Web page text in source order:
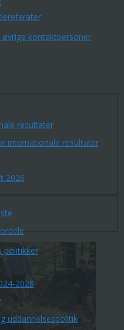
øvrige kontaktpersoner
resultater
internationale resultater
2026
politikker
2028
uddannelsespolitik